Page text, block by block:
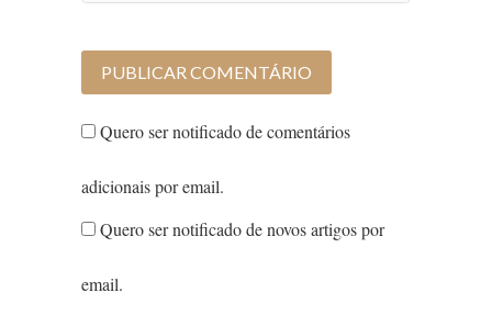
Quero ser notificado de comentários
adicionais por email.
Quero ser notificado de novos artigos por
email.